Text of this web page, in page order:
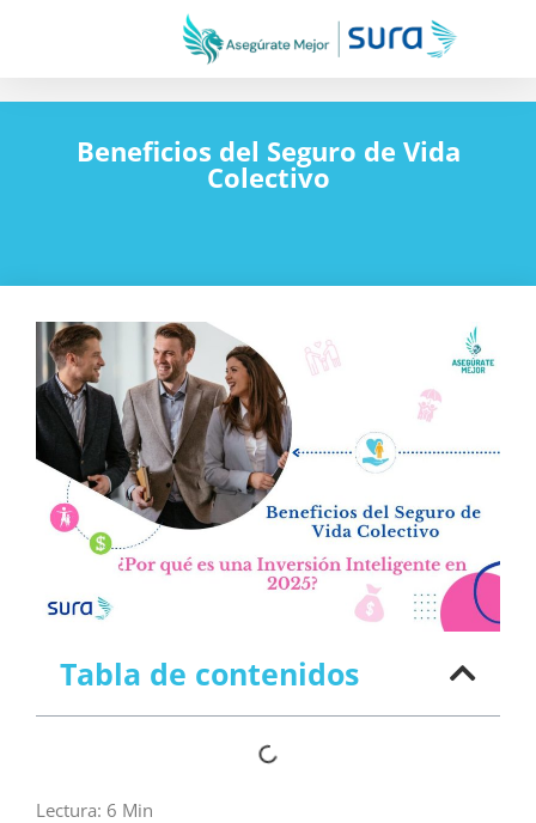
Beneficios del Seguro de Vida
Colectivo
Tabla de contenidos
Lectura: 6 Min